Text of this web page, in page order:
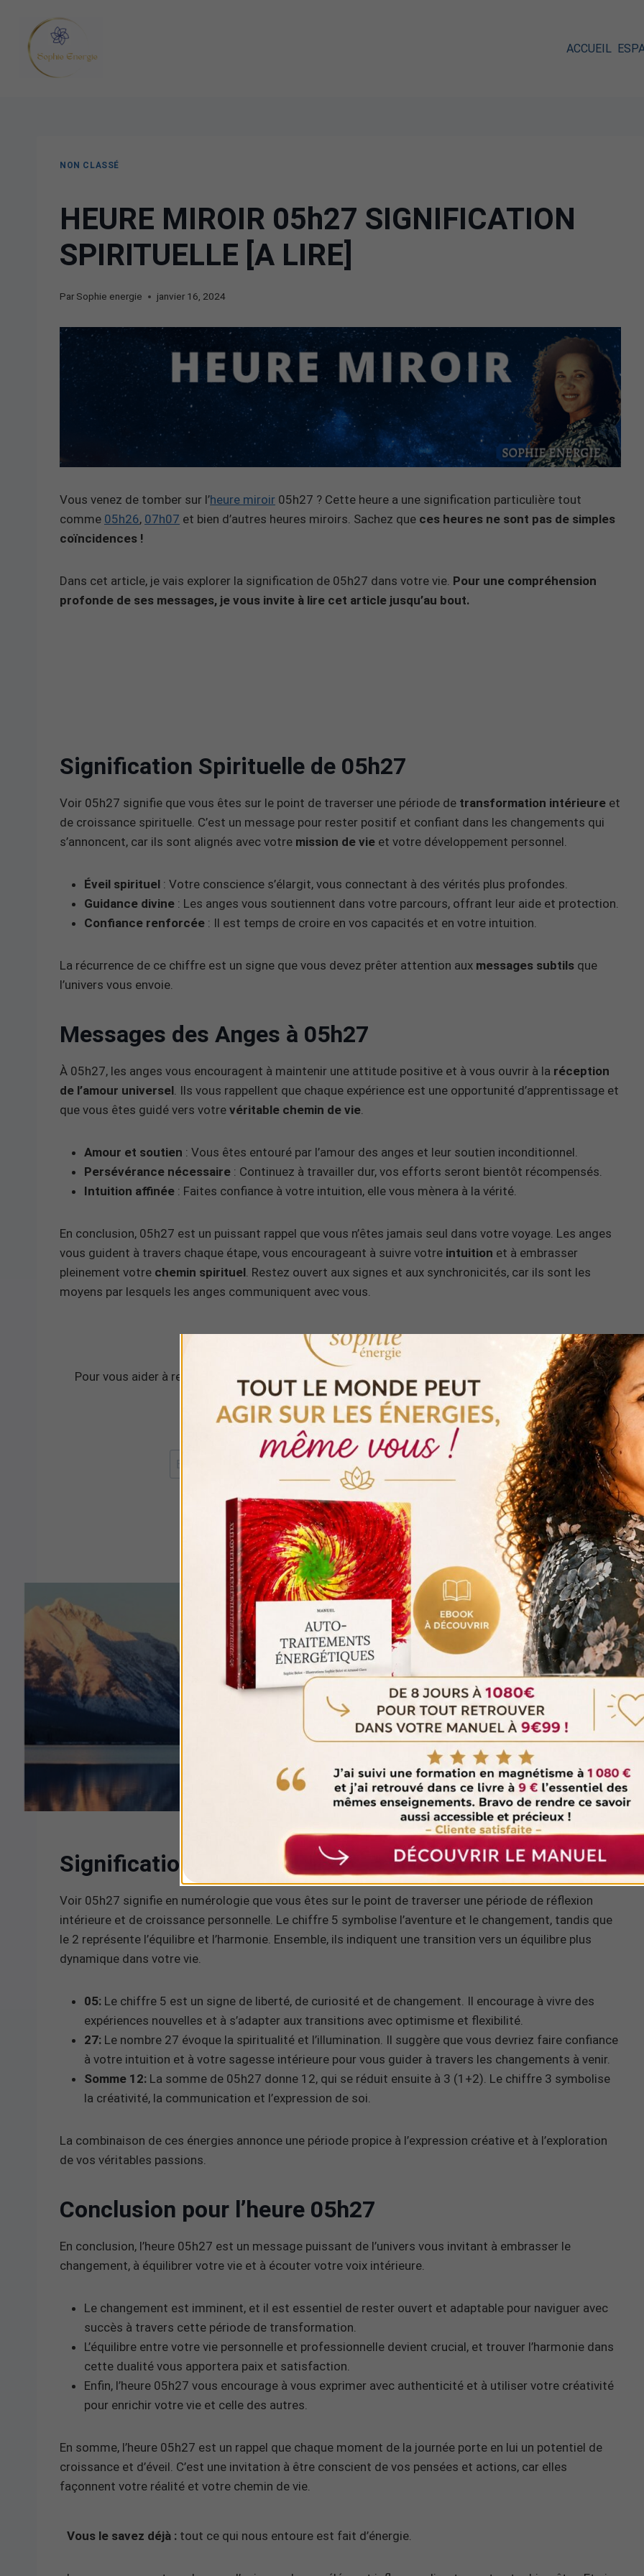
ACCUEIL
NON CLASSÉ
HEURE MIROIR 05h27 SIGNIFICATION
SPIRITUELLE [A LIRE]
Par Sophie energie janvier 16, 2024
Vous venez de tomber sur l’heure miroir 05h27 ? Cette heure a une signification particulière tout
comme 05h26, 07h07 et bien d’autres heures miroirs. Sachez que ces heures ne sont pas de simples
coïncidences !
Dans cet article, je vais explorer la signification de 05h27 dans votre vie. Pour une compréhension
profonde de ses messages, je vous invite à lire cet article jusqu’au bout.
Signification Spirituelle de 05h27
Voir 05h27 signifie que vous êtes sur le point de traverser une période de transformation intérieure et
de croissance spirituelle. C’est un message pour rester positif et confiant dans les changements qui
s’annoncent, car ils sont alignés avec votre mission de vie et votre développement personnel.
Éveil spirituel : Votre conscience s’élargit, vous connectant à des vérités plus profondes.
Guidance divine : Les anges vous soutiennent dans votre parcours, offrant leur aide et protection.
Confiance renforcée : Il est temps de croire en vos capacités et en votre intuition.
La récurrence de ce chiffre est un signe que vous devez prêter attention aux messages subtils que
l’univers vous envoie.
Messages des Anges à 05h27
À 05h27, les anges vous encouragent à maintenir une attitude positive et à vous ouvrir à la réception
de l’amour universel. Ils vous rappellent que chaque expérience est une opportunité d’apprentissage et
que vous êtes guidé vers votre véritable chemin de vie.
Amour et soutien : Vous êtes entouré par l’amour des anges et leur soutien inconditionnel.
Persévérance nécessaire : Continuez à travailler dur, vos efforts seront bientôt récompensés.
Intuition affinée : Faites confiance à votre intuition, elle vous mènera à la vérité.
En conclusion, 05h27 est un puissant rappel que vous n’êtes jamais seul dans votre voyage. Les anges
vous guident à travers chaque étape, vous encourageant à suivre votre intuition et à embrasser
pleinement votre chemin spirituel. Restez ouvert aux signes et aux synchronicités, car ils sont les
moyens par lesquels les anges communiquent avec vous.
Pour vous aider à rester dans l’instant présent et vous ouvir à l’abondance dans votre vie, voici une
méditation de lâcher prise offerte
RECEVOIR LA MÉDITATION OFFERTE
Signification numérologique de l’heure 05h27
Voir 05h27 signifie en numérologie que vous êtes sur le point de traverser une période de réflexion
intérieure et de croissance personnelle. Le chiffre 5 symbolise l’aventure et le changement, tandis que
le 2 représente l’équilibre et l’harmonie. Ensemble, ils indiquent une transition vers un équilibre plus
dynamique dans votre vie.
05: Le chiffre 5 est un signe de liberté, de curiosité et de changement. Il encourage à vivre des
expériences nouvelles et à s’adapter aux transitions avec optimisme et flexibilité.
27: Le nombre 27 évoque la spiritualité et l’illumination. Il suggère que vous devriez faire confiance
à votre intuition et à votre sagesse intérieure pour vous guider à travers les changements à venir.
Somme 12: La somme de 05h27 donne 12, qui se réduit ensuite à 3 (1+2). Le chiffre 3 symbolise
la créativité, la communication et l’expression de soi.
La combinaison de ces énergies annonce une période propice à l’expression créative et à l’exploration
de vos véritables passions.
Conclusion pour l’heure 05h27
En conclusion, l’heure 05h27 est un message puissant de l’univers vous invitant à embrasser le
changement, à équilibrer votre vie et à écouter votre voix intérieure.
Le changement est imminent, et il est essentiel de rester ouvert et adaptable pour naviguer avec
succès à travers cette période de transformation.
L’équilibre entre votre vie personnelle et professionnelle devient crucial, et trouver l’harmonie dans
cette dualité vous apportera paix et satisfaction.
Enfin, l’heure 05h27 vous encourage à vous exprimer avec authenticité et à utiliser votre créativité
pour enrichir votre vie et celle des autres.
En somme, l’heure 05h27 est un rappel que chaque moment de la journée porte en lui un potentiel de
croissance et d’éveil. C’est une invitation à être conscient de vos pensées et actions, car elles
façonnent votre réalité et votre chemin de vie.
Vous le savez déjà : tout ce qui nous entoure est fait d’énergie.